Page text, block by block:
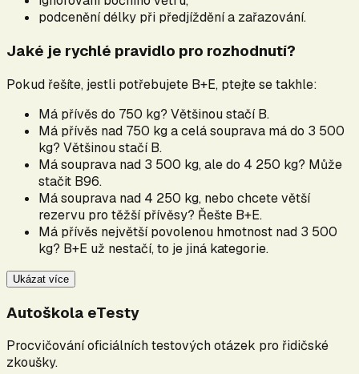
podcenění délky při předjíždění a zařazování.
Jaké je rychlé pravidlo pro rozhodnutí?
Pokud řešíte, jestli potřebujete B+E, ptejte se takhle:
Má přívěs do 750 kg? Většinou stačí B.
Má přívěs nad 750 kg a celá souprava má do 3 500
kg? Většinou stačí B.
Má souprava nad 3 500 kg, ale do 4 250 kg? Může
stačit B96.
Má souprava nad 4 250 kg, nebo chcete větší
rezervu pro těžší přívěsy? Řešte B+E.
Má přívěs největší povolenou hmotnost nad 3 500
kg? B+E už nestačí, to je jiná kategorie.
Ukázat více
Autoškola eTesty
Procvičování oficiálních testových otázek pro řidičské
zkoušky.